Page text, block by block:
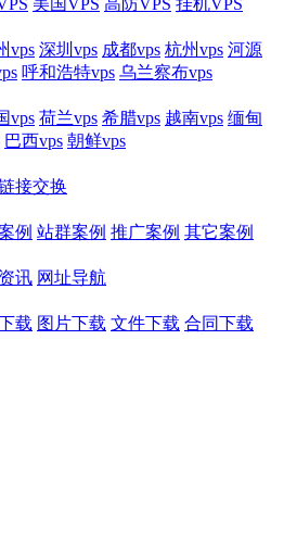
美国VPS 高防VPS 挂机VPS
vps 深圳vps 成都vps 杭州vps 河源
呼和浩特vps 乌兰察布vps
vps 荷兰vps 希腊vps 越南vps 缅甸
巴西vps 朝鲜vps
接交换
例 站群案例 推广案例 其它案例
讯 网址导航
载 图片下载 文件下载 合同下载